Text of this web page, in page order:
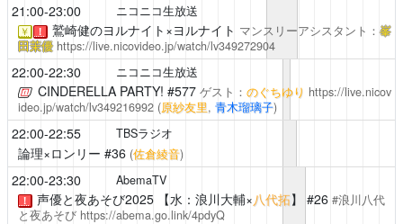
21:00-23:00 ニコニコ生放送
￥ ！ 鷲崎健のヨルナイト×ヨルナイト マンスリーアシスタント： 峯
田茉優 https://live.nicovideo.jp/watch/lv349272904
22:00-22:30 ニコニコ生放送
CINDERELLA PARTY! #577 ゲスト： のぐちゆり https://live.nicov
ideo.jp/watch/lv349216992 (原紗友里, 青木瑠璃子)
22:00-22:55 TBSラジオ
論理×ロンリー #36 (佐倉綾音)
22:00-23:30 AbemaTV
！ 声優と夜あそび2025【水：浪川大輔×八代拓】 #26 #浪川八代
と夜あそび https://abema.go.link/4pdyQ